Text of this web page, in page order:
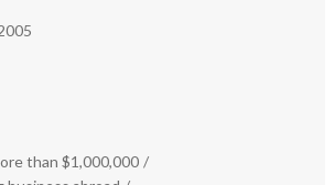
than $1,000,000 /